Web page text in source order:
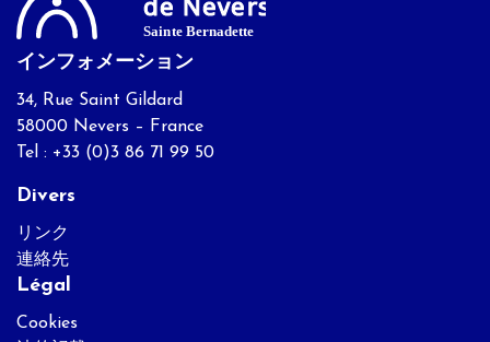
インフォメーション
34, Rue Saint Gildard
58000 Nevers – France
Tel : +33 (0)3 86 71 99 50
Divers
リンク
連絡先
Légal
Cookies